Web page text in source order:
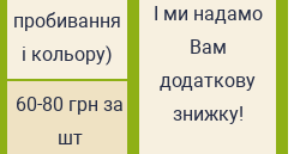
І ми надамо
Вам
додаткову
знижку!
пробивання
і кольору)
60-80 грн за
шт